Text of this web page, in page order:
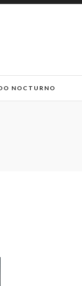
NOCTURNO